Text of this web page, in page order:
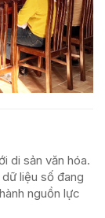
di sản văn hóa.
liệu số đang
nguồn lực